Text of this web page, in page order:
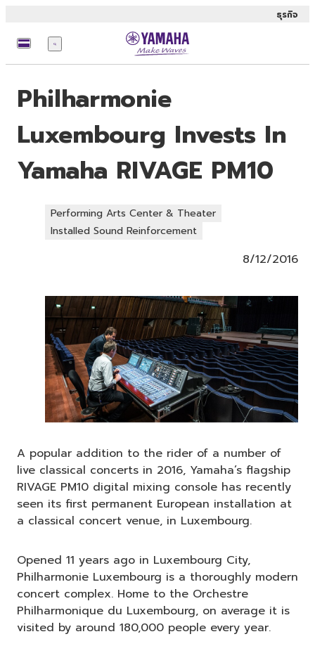
ธุรกิจ
เมนู
Philharmonie
Luxembourg Invests In
Yamaha RIVAGE PM10
Performing Arts Center & Theater
Installed Sound Reinforcement
8/12/2016
A popular addition to the rider of a number of
live classical concerts in 2016, Yamaha’s flagship
RIVAGE PM10 digital mixing console has recently
seen its first permanent European installation at
a classical concert venue, in Luxembourg.
Opened 11 years ago in Luxembourg City,
Philharmonie Luxembourg is a thoroughly modern
concert complex. Home to the Orchestre
Philharmonique du Luxembourg, on average it is
visited by around 180,000 people every year.